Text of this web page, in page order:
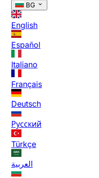
BG
English
Español
Italiano
Français
Deutsch
Русский
Türkçe
العربية